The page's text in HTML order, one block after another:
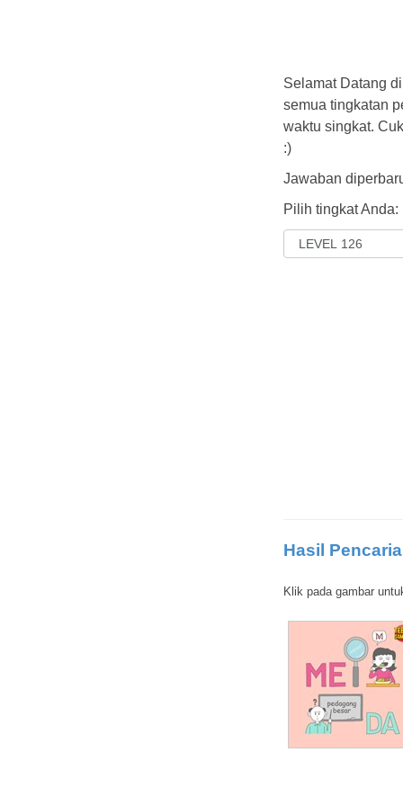
Selamat Datang
semua tingkatan
waktu singkat.
:)
Jawaban
Pilih tingkat Anda:
Hasil
Klik pada gambar
Kotak simpanan